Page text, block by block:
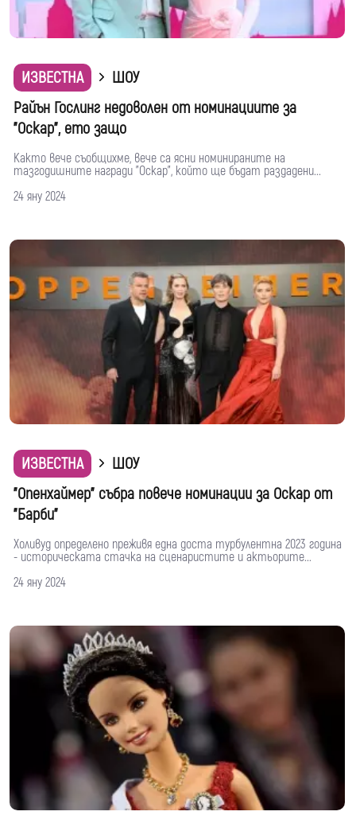
ИЗВЕСТНА
ШОУ
Райън Гослинг недоволен от номинациите за
"Оскар", ето защо
Както вече съобщихме, вече са ясни номинираните на
тазгодишните награди "Оскар", който ще бъдат раздадени...
24 яну 2024
ИЗВЕСТНА
ШОУ
"Опенхаймер" събра повече номинации за Оскар от
"Барби"
Холивуд определено преживя една доста турбулентна 2023 година
- историческата стачка на сценаристите и актьорите...
24 яну 2024